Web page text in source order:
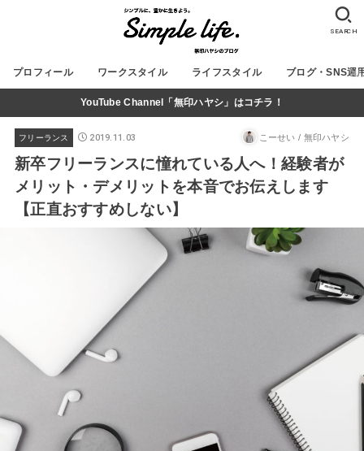
プロフィール ワークスタイル ライフスタイル ブログ・SNS運
SEARCH
YouTube Channel「無印ハヤシ」はコチラ！
フリーランス 2019.11.03 こーせい / 無印ハヤシ
新卒フリーランスに憧れている人へ！経験者が
メリット・デメリットを本音でお伝えします
【正直おすすめしない】